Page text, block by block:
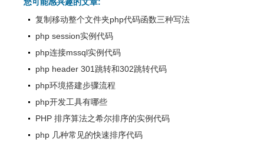
复制移动整个文件夹php代码函数三种写法
php session实例代码
php连接mssql实例代码
php header 301跳转和302跳转代码
php环境搭建步骤流程
php开发工具有哪些
PHP 排序算法之希尔排序的实例代码
php 几种常见的快速排序代码